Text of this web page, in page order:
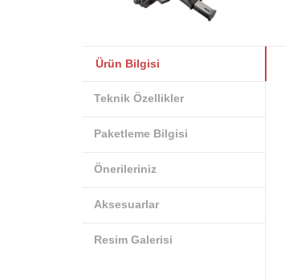
Ürün Bilgisi
Teknik Özellikler
Paketleme Bilgisi
Önerileriniz
Aksesuarlar
Resim Galerisi